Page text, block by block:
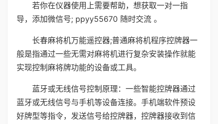
若你在仪器使用上需要帮助，想获取一对一指
导，添加微信号; ppyy55670 随时交流 。
长春麻将机万能遥控器;普通麻将机程序控牌器一
般是指通过一些无需对麻将机进行复杂安装操作就能
实现控制麻将牌功能的设备或工具。
蓝牙或无线信号控制原理：一些智能控牌器通过
蓝牙或无线信号与手机等设备连接。手机端软件预设
好牌型等指令，发送信号给控牌器，控牌器接收到信